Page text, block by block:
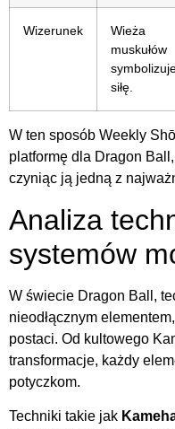
Wizerunek
Wieża
muskułów
siłę.
W ten sposób Weekly
platformę dla Dragon
czyniąc ją jedną z
Analiza
systemów
W świecie Dragon Ball,
nieodłącznym
postaci. Od kultowego
transformacje, każdy
potyczkom.
Techniki takie jak